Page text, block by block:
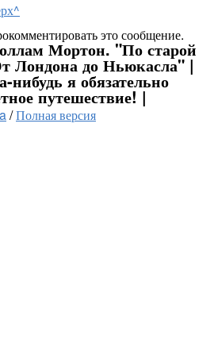
это сообщение.
Мортон. "По старой
Лондона до Ньюкасла" |
я обязательно
путешествие! |
/Полная версия